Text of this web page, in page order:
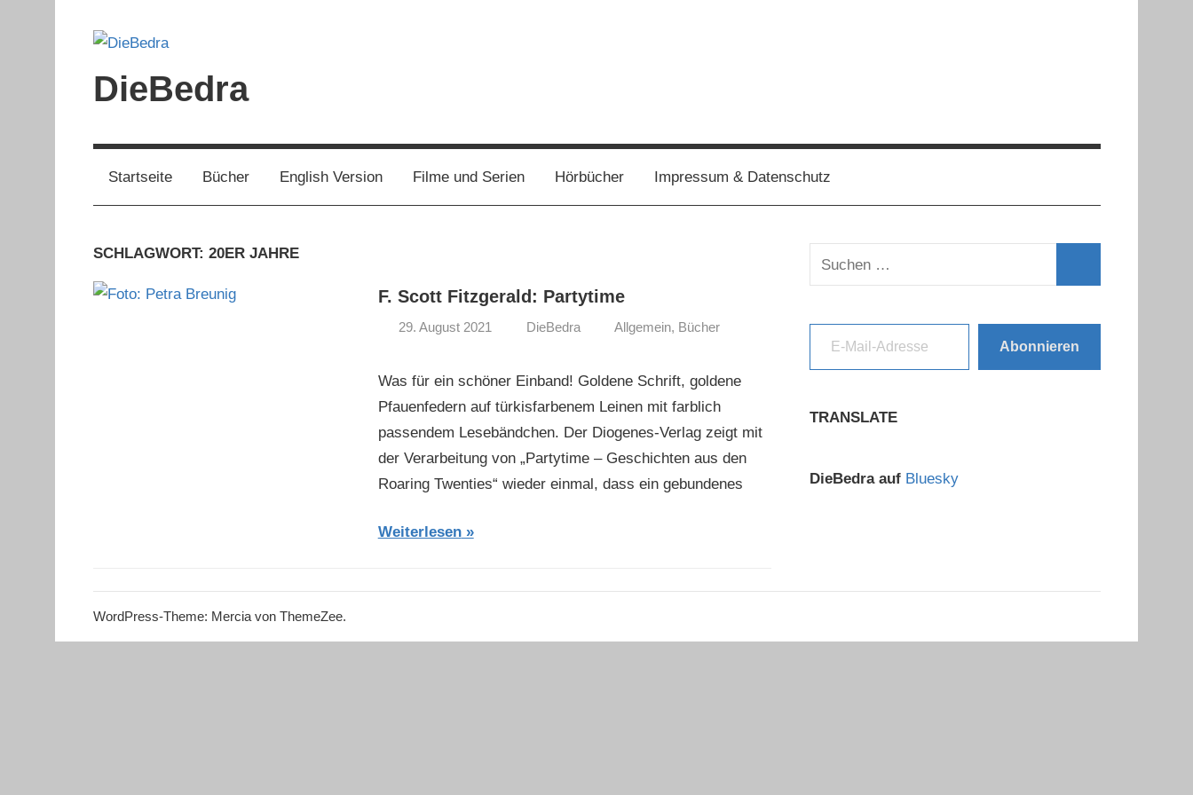
DieBedra
Startseite Bücher English Version Filme und Serien Hörbücher Impressum & Datenschutz
SCHLAGWORT: 20ER JAHRE
F. Scott Fitzgerald: Partytime
29. August 2021 DieBedra Allgemein, Bücher
Was für ein schöner Einband! Goldene Schrift, goldene
Pfauenfedern auf türkisfarbenem Leinen mit farblich
passendem Lesebändchen. Der Diogenes-Verlag zeigt mit
der Verarbeitung von „Partytime – Geschichten aus den
Roaring Twenties“ wieder einmal, dass ein gebundenes
Weiterlesen
Suchen
nach:
E-Mail-Adresse
Abonnieren
TRANSLATE
DieBedra auf Bluesky
WordPress-Theme: Mercia von ThemeZee.